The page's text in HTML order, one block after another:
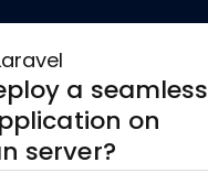
a seamless
on
server?